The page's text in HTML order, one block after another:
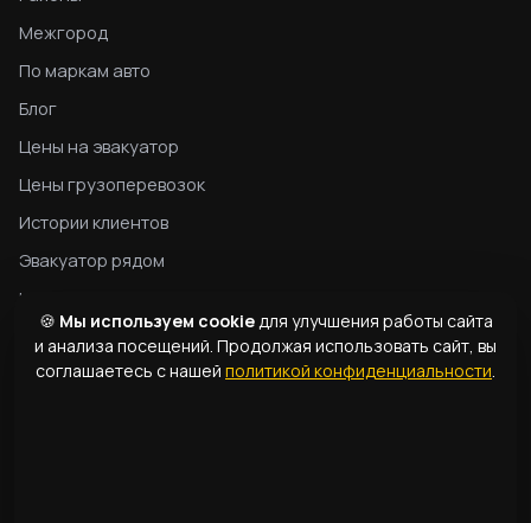
Межгород
По маркам авто
Блог
Цены на эвакуатор
Цены грузоперевозок
Истории клиентов
Эвакуатор рядом
Конфиденциальность
Гид по эвакуатору
Типы эвакуаторов
🍪 Мы используем cookieдля улучшения работы сайта
и анализа посещений. Продолжая использовать сайт, вы
соглашаетесь с нашей политикой конфиденциальности.